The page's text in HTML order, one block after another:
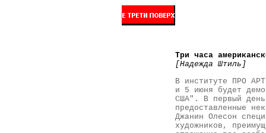
Три часа
[Надежда Штиль]
В институте ПРО
и 5 июня будет
США". В первый день
предоставленные
Джанин Олесон
художников,